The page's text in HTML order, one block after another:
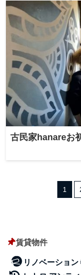
古民家hanareお
1
賃貸物件
リノベーション